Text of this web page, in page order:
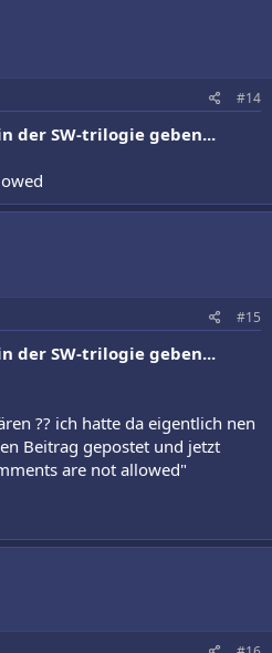
#14
der SW-trilogie geben...
#15
der SW-trilogie geben...
?? ich hatte da eigentlich nen
Beitrag gepostet und jetzt
are not allowed"